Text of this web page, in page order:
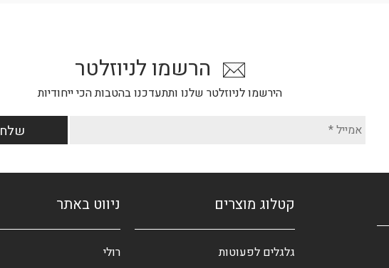
הרשמו לניוזלטר
הירשמו לניוזלטר שלנו ותתעדכנו בהטבות הכי ייחודיות
קטלוג מוצרים
גלגלים לפעוטות
ניווט באתר
רולי